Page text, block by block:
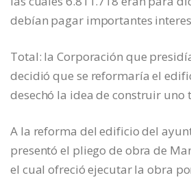
debían pagar importantes
Total: la Corporación que
decidió que se reformaría el
desechó la idea de construir uno
A la reforma del edificio del
presentó el pliego de obra de
el cual ofreció ejecutar la obra